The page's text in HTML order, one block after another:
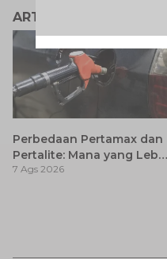
ARTIKEL LAINNYA
Perbedaan Pertamax dan
Pertalite: Mana yang Lebih
Baik untuk Mobil Toyota
7 Ags 2026